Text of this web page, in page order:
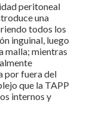
peritoneal
una
todos los
inguinal, luego
malla; mientras
por fuera del
que la TAPP
internos y